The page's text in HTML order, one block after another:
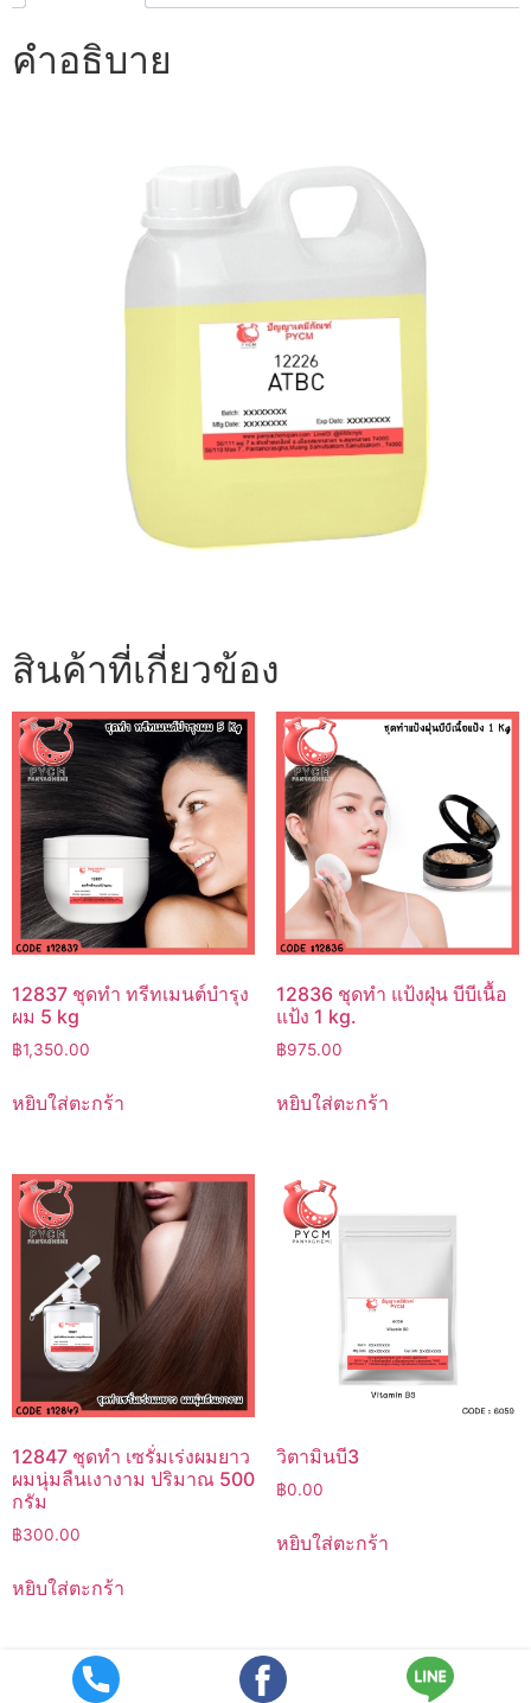
คำอธิบาย
สินค้าที่เกี่ยวข้อง
12837 ชุดทำ ทรีทเมนต์บำรุง
ผม 5 kg
฿1,350.00
หยิบใส่ตะกร้า
12836 ชุดทำ แป้งฝุ่น บีบีเนื้อ
แป้ง 1 kg.
฿975.00
หยิบใส่ตะกร้า
12847 ชุดทำ เซรั่มเร่งผมยาว
ผมนุ่มลืนเงางาม ปริมาณ 500
กรัม
฿300.00
หยิบใส่ตะกร้า
วิตามินบี3
฿0.00
หยิบใส่ตะกร้า